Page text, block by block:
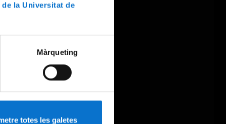
la Universitat de
Màrqueting
totes les galetes